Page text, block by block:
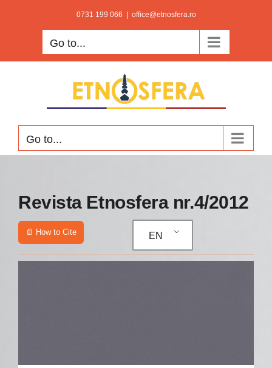
0731 199 066 office@etnosfera.ro
Go to...
Go to...
Revista Etnosfera nr.4/2012
📄 How to Cite EN